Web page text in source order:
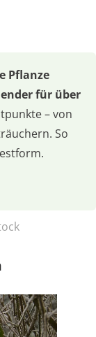
Pflanze
für über
– von
So